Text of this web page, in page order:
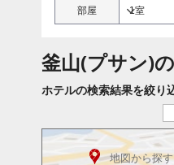
部屋
釜山(プサン)
ホテルの検索結果を絞り
地図から探す